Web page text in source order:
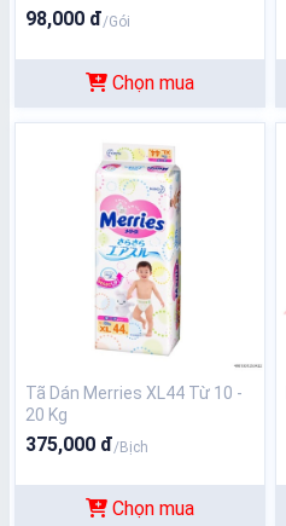
98,000 đ/Gói
Chọn mua
Tã Dán Merries XL44 Từ 10 -
20 Kg
375,000 đ/Bịch
Chọn mua